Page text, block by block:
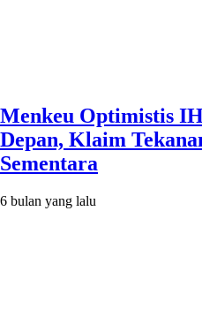
Menkeu Optimistis
Depan, Klaim
Sementara
6 bulan yang lalu